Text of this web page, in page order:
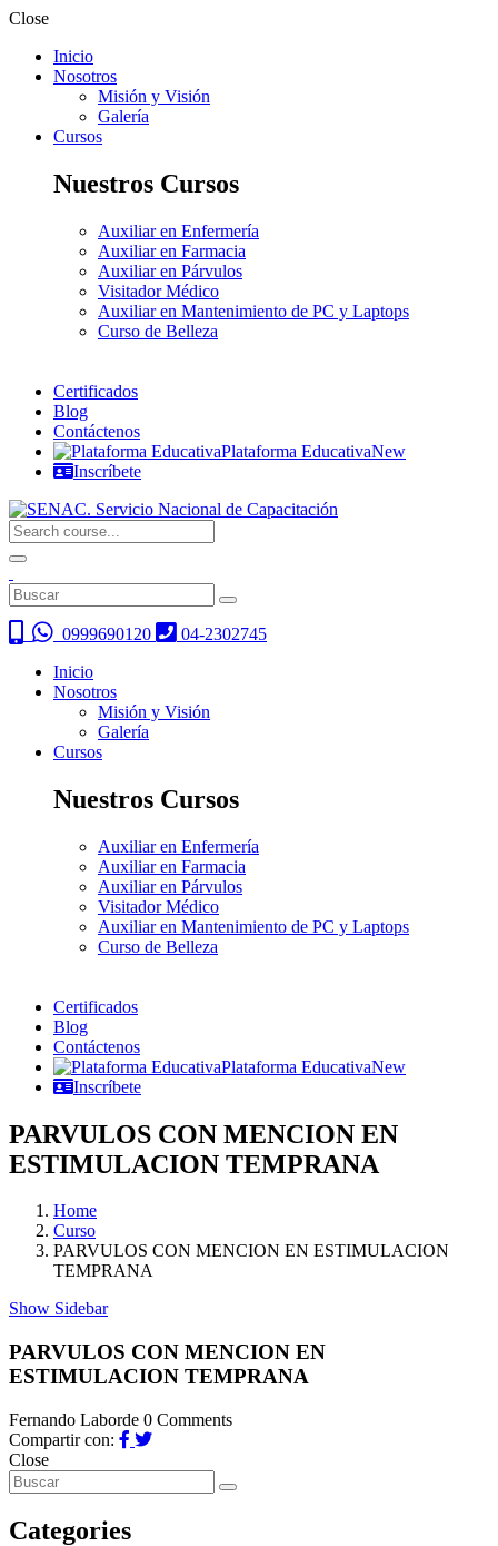
Close
Inicio
Nosotros
Misión y Visión
Galería
Cursos
Nuestros Cursos
Auxiliar en Enfermería
Auxiliar en Farmacia
Auxiliar en Párvulos
Visitador Médico
Auxiliar en Mantenimiento de PC y Laptops
Curso de Belleza
Certificados
Blog
Contáctenos
Plataforma EducativaNew
Inscríbete
0999690120
04-2302745
Inicio
Nosotros
Misión y Visión
Galería
Cursos
Nuestros Cursos
Auxiliar en Enfermería
Auxiliar en Farmacia
Auxiliar en Párvulos
Visitador Médico
Auxiliar en Mantenimiento de PC y Laptops
Curso de Belleza
Certificados
Blog
Contáctenos
Plataforma EducativaNew
Inscríbete
PARVULOS CON MENCION EN
ESTIMULACION TEMPRANA
Home
Curso
PARVULOS CON MENCION EN ESTIMULACION
TEMPRANA
Show Sidebar
PARVULOS CON MENCION EN
ESTIMULACION TEMPRANA
Fernando Laborde 0 Comments
Compartir con:
Close
Categories